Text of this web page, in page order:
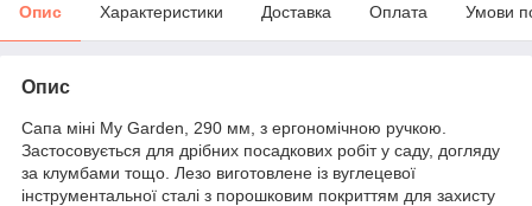
Опис Характеристики Доставка Оплата Умови
Опис
Сапа міні My Garden, 290 мм, з ергономічною ручкою.
Застосовується для дрібних посадкових робіт у саду, догляду
за клумбами тощо. Лезо виготовлене із вуглецевої
інструментальної сталі з порошковим покриттям для захисту